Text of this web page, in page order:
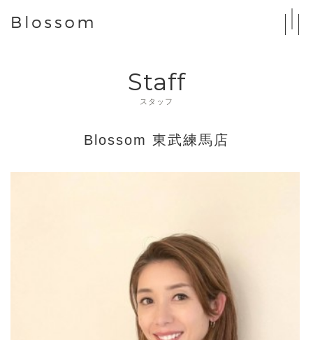
Staff
スタッフ
Blossom 東武練馬店